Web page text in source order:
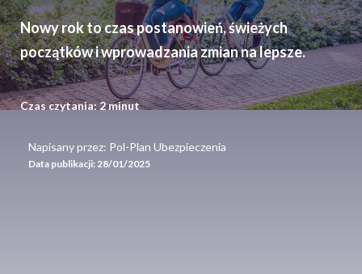
Nowy rok to czas postanowień, świeżych
początków i wprowadzania zmian na lepsze.
Czas czytania:2minut
Napisany przez: Pol-Plan Ubezpieczenia
Data publikacji: 28/01/2025